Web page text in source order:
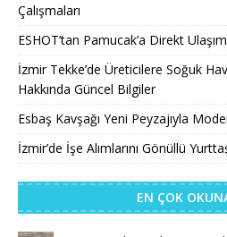
Çalışmaları
ESHOT’tan Pamucak’a Direkt
İzmir Tekke’de Üreticilere Soğuk
Hakkında Güncel Bilgiler
Esbaş Kavşağı Yeni Peyzajıyla
İzmir’de İşe Alımlarını Gönüllü
EN ÇOK